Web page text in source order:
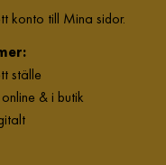
konto till Mina sidor.
ställe
& i butik